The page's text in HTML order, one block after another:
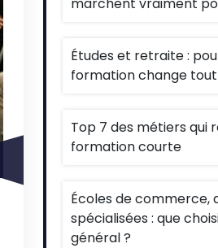
Études et retraite :
formation change tout
Top 7 des métiers qui
formation courte
Écoles de commerce,
spécialisées : que
général ?